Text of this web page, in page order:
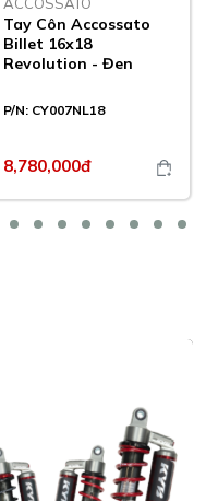
Tay Côn Accossato
Billet 16x18
Revolution - Đen
P/N: CY007NL18
8,780,000đ